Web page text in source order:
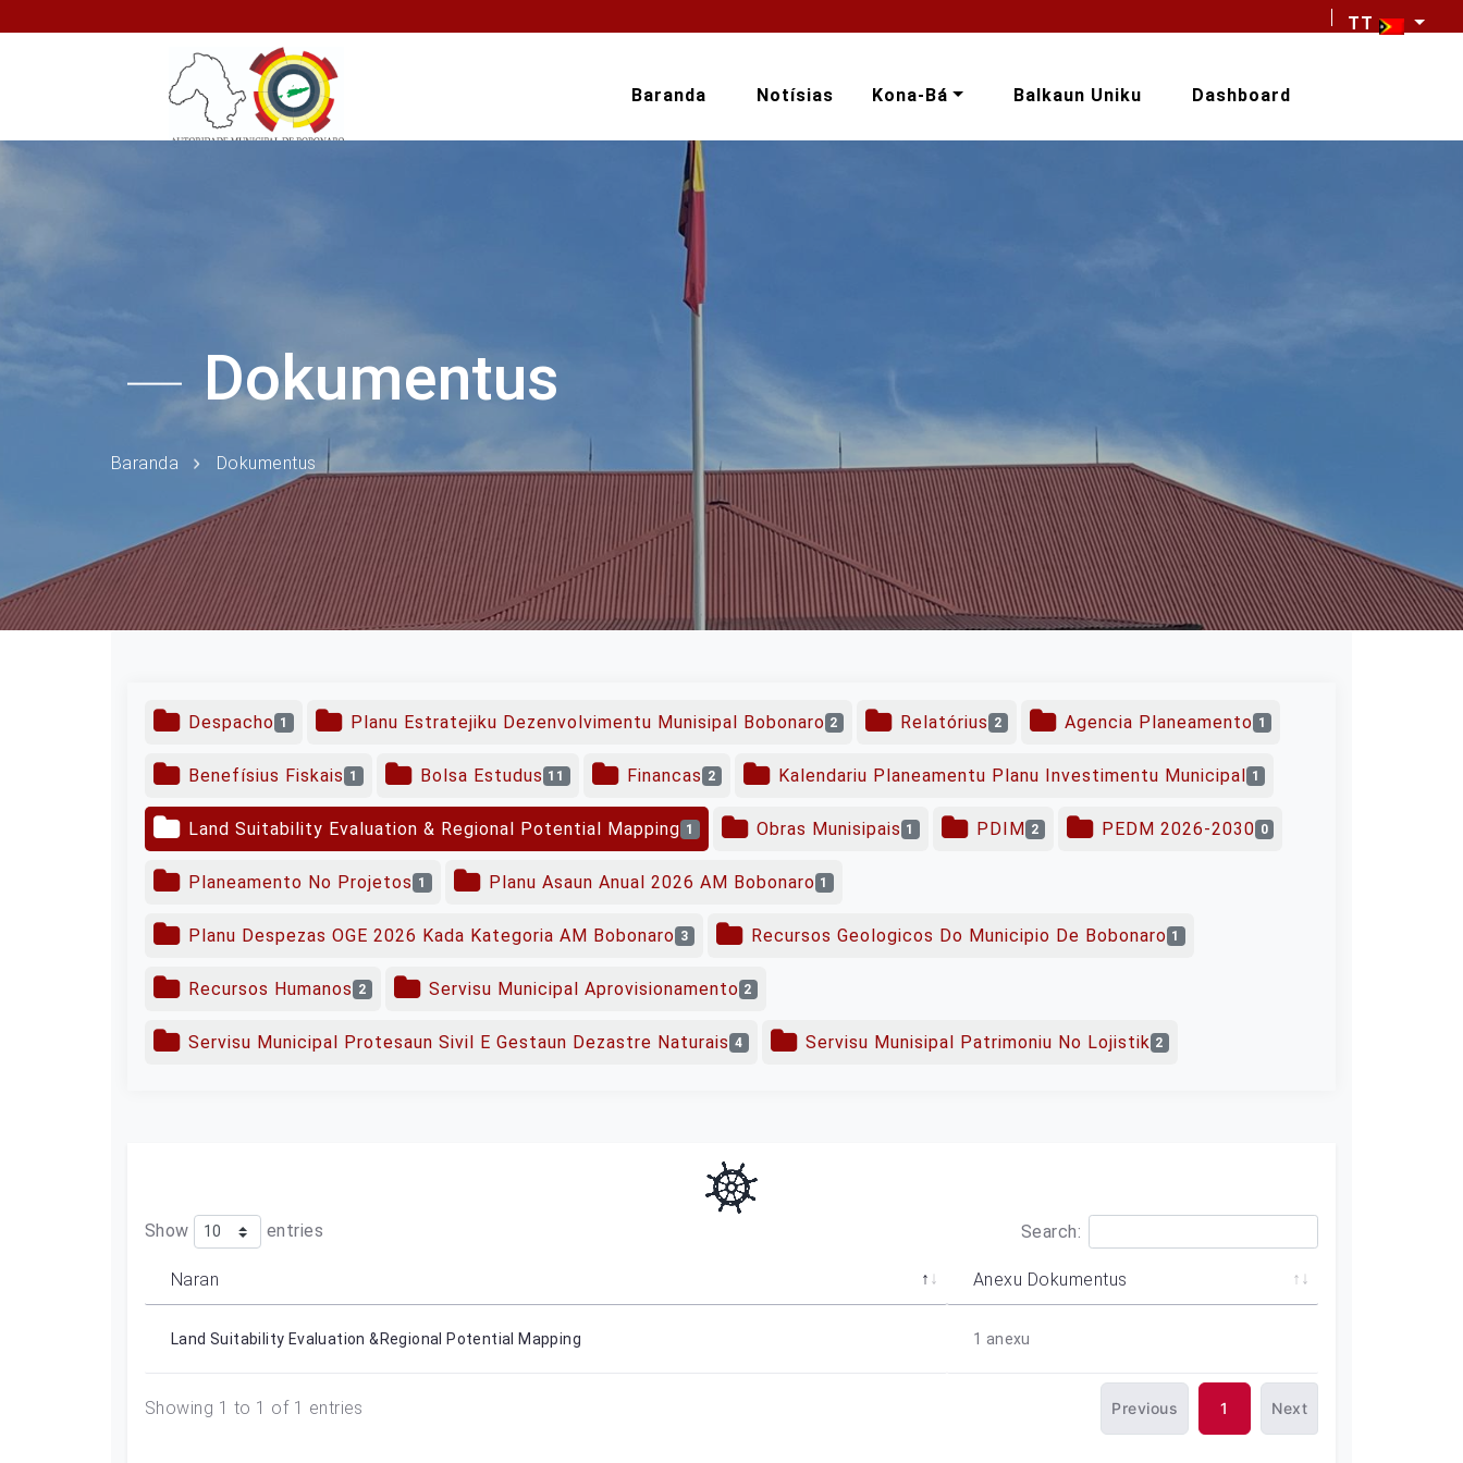
TT
Baranda Notísias Kona-Bá Balkaun Uniku Dashboard
Dokumentus
Baranda Dokumentus
Despacho 1 Planu Estratejiku Dezenvolvimentu Munisipal Bobonaro 2 Relatórius 2 Agencia Planeamento 1
Benefísius Fiskais 1 Bolsa Estudus 11 Financas 2 Kalendariu Planeamentu Planu Investimentu Municipal 1
Land Suitability Evaluation & Regional Potential Mapping 1 Obras Munisipais 1 PDIM 2 PEDM 2026-2030 0
Planeamento No Projetos 1 Planu Asaun Anual 2026 AM Bobonaro 1
Planu Despezas OGE 2026 Kada Kategoria AM Bobonaro 3 Recursos Geologicos Do Municipio De Bobonaro 1
Recursos Humanos 2 Servisu Municipal Aprovisionamento 2
Servisu Municipal Protesaun Sivil E Gestaun Dezastre Naturais 4 Servisu Munisipal Patrimoniu No Lojistik 2
Show entries Search:
Naran Anexu Dokumentus
Land Suitability Evaluation &Regional Potential Mapping 1 anexu
Showing 1 to 1 of 1 entries Previous 1 Next